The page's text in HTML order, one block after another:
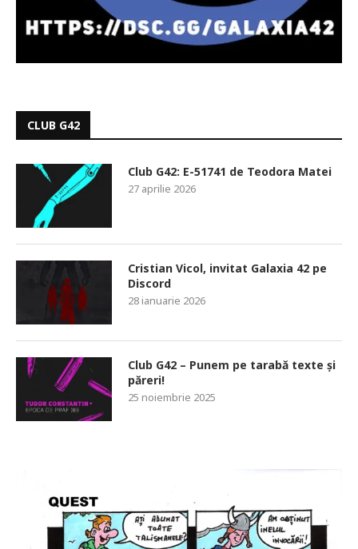
CLUB G42
Club G42: E-51741 de Teodora Matei
27 aprilie 2026
Cristian Vicol, invitat Galaxia 42 pe
Discord
28 ianuarie 2026
Club G42 – Punem pe tarabă texte și
păreri!
25 noiembrie 2025